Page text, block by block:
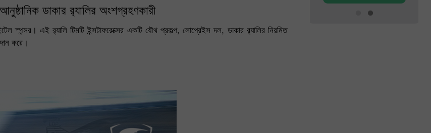
ডাকার র‍্যালির অংশগ্রহণকারী
স্পন্সর। এই র‍্যালি টিমটি ইন্সটাফরেক্সের একটি যৌথ প্রকল্প, লোপ্রেইস দল, ডাকার র‍্যালির নিয়মিত
করে।